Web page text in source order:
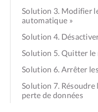
Solution 3. Modifier
automatique »
Solution 4.
Solution 5. Quitter le
Solution 6. Arrêter
Solution 7. Résoudre
perte de données